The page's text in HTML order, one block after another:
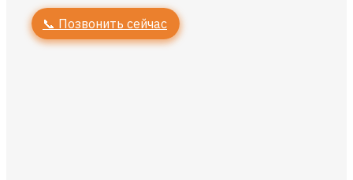
📞 Позвонить сейчас